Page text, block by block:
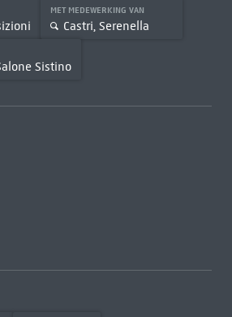
MET MEDEWERKING VAN
Castri, Serenella
Sistino